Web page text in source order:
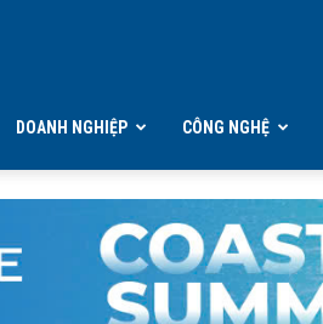
DOANH NGHIỆP CÔNG NGHỆ